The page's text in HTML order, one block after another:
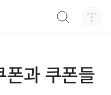
폰과 쿠폰들